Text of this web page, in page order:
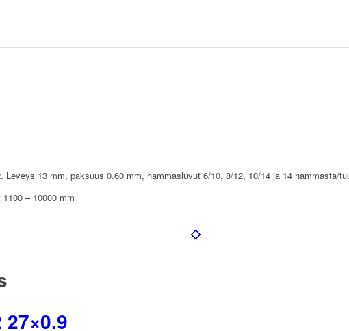
Leveys 13 mm, paksuus 0.60 mm, hammasluvut 6/10, 8/12, 10/14 ja 14 hammasta/
1100 – 10000 mm